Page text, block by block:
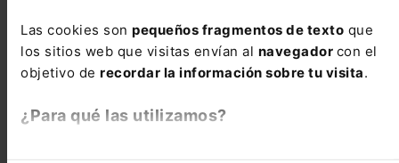
Las cookies son pequeños fragmentos de texto que
los sitios web que visitas envían al navegador con el
objetivo de recordar la información sobre tu visita.
¿Para qué las utilizamos?
Ley 18/2023, de 21 de diciembre, de
modificación de la Ley 2/2006, de 30 de junio,
de Suelo y Urbanismo